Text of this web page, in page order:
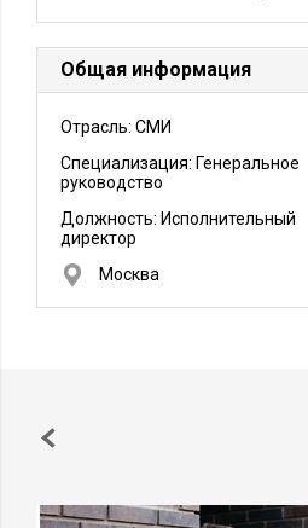
Общая информация
Отрасль: СМИ
Специализация: Генеральное
руководство
Должность: Исполнительный
директор
Москва